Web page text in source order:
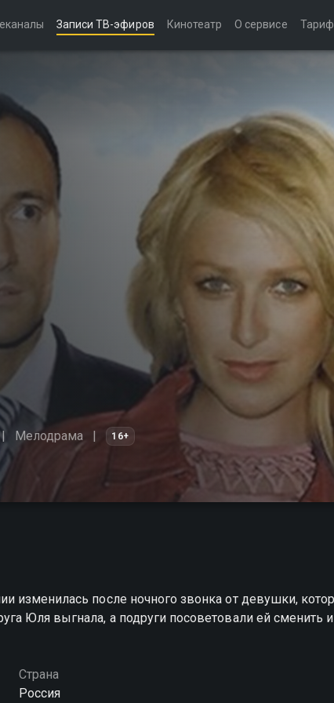
Записи ТВ-эфиров Кинотеатр О сервисе
Мелодрама 16+
изменилась после ночного звонка от девушки,
Юля выгнала, а подруги посоветовали ей сменить
Страна
Россия